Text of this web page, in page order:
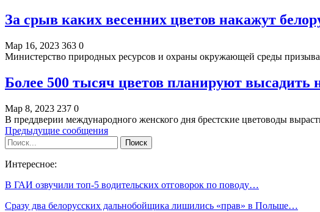
За срыв каких весенних цветов накажут
Мар 16, 2023 363 0
Министерство природных ресурсов и охраны окружающей среды
Более 500 тысяч цветов планируют высадить
Мар 8, 2023 237 0
В преддверии международного женского дня брестские цветоводы
Предыдущие сообщения
Интересное:
В ГАИ озвучили топ-5 водительских отговорок по поводу…
Сразу два белорусских дальнобойщика лишились «прав» в Польше…